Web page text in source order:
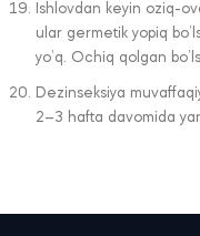
Ishlovdan keyin oziq-
ular germetik yopiq
yo’q. Ochiq qolgan
Dezinseksiya
2–3 hafta davomida